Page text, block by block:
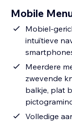
Mobile
Mobiel-
intuïtieve
Meerdere
zwevende
balkje, plat
Volledige